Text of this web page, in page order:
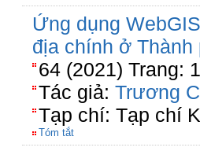
Ứng dụng
địa chính ở Thành
64 (2021) Trang:
Tác giả: Trương
Tạp chí: Tạp chí
Tóm tắt